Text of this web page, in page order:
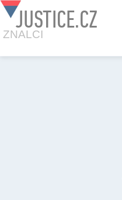
JUSTICE.CZ
ZNALCI